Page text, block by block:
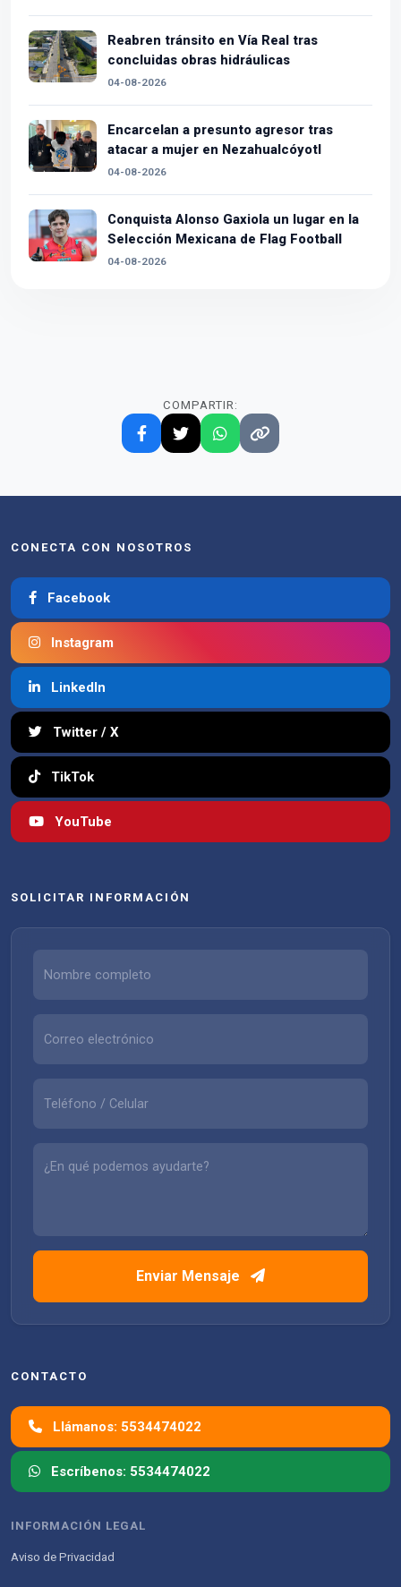
Reabren tránsito en Vía Real tras
concluidas obras hidráulicas
04-08-2026
Encarcelan a presunto agresor tras
atacar a mujer en Nezahualcóyotl
04-08-2026
Conquista Alonso Gaxiola un lugar en la
Selección Mexicana de Flag Football
04-08-2026
COMPARTIR:
CONECTA CON NOSOTROS
Facebook
Instagram
LinkedIn
Twitter / X
TikTok
YouTube
SOLICITAR INFORMACIÓN
Enviar Mensaje
CONTACTO
Llámanos: 5534474022
Escríbenos: 5534474022
INFORMACIÓN LEGAL
Aviso de Privacidad